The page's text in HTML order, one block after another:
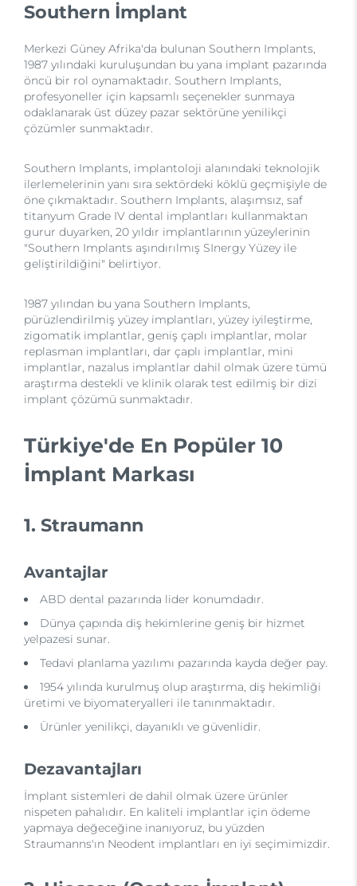
Southern İmplant
Merkezi Güney Afrika'da bulunan Southern Implants,
1987 yılındaki kuruluşundan bu yana implant pazarında
öncü bir rol oynamaktadır. Southern Implants,
profesyoneller için kapsamlı seçenekler sunmaya
odaklanarak üst düzey pazar sektörüne yenilikçi
çözümler sunmaktadır.
Southern Implants, implantoloji alanındaki teknolojik
ilerlemelerinin yanı sıra sektördeki köklü geçmişiyle de
öne çıkmaktadır. Southern Implants, alaşımsız, saf
titanyum Grade IV dental implantları kullanmaktan
gurur duyarken, 20 yıldır implantlarının yüzeylerinin
"Southern Implants aşındırılmış SInergy Yüzey ile
geliştirildiğini" belirtiyor.
1987 yılından bu yana Southern Implants,
pürüzlendirilmiş yüzey implantları, yüzey iyileştirme,
zigomatik implantlar, geniş çaplı implantlar, molar
replasman implantları, dar çaplı implantlar, mini
implantlar, nazalus implantlar dahil olmak üzere tümü
araştırma destekli ve klinik olarak test edilmiş bir dizi
implant çözümü sunmaktadır.
Türkiye'de En Popüler 10
İmplant Markası
1. Straumann
Avantajlar
ABD dental pazarında lider konumdadır.
Dünya çapında diş hekimlerine geniş bir hizmet
yelpazesi sunar.
Tedavi planlama yazılımı pazarında kayda değer pay.
1954 yılında kurulmuş olup araştırma, diş hekimliği
üretimi ve biyomateryalleri ile tanınmaktadır.
Ürünler yenilikçi, dayanıklı ve güvenlidir.
Dezavantajları
İmplant sistemleri de dahil olmak üzere ürünler
nispeten pahalıdır. En kaliteli implantlar için ödeme
yapmaya değeceğine inanıyoruz, bu yüzden
Straumanns'ın Neodent implantları en iyi seçimimizdir.